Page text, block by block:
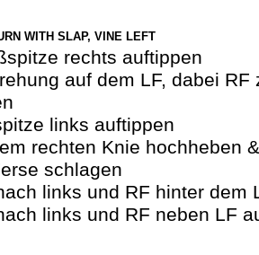
WITH SLAP, VINE LEFT
rechts auftippen
auf dem LF, dabei RF
links auftippen
rechten Knie hochheben
schlagen
links und RF hinter dem
links und RF neben LF